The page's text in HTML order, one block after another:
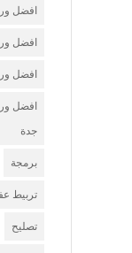
افضل
افضل
افضل
افضل
جدة
برمجة
تربيط
تصليح